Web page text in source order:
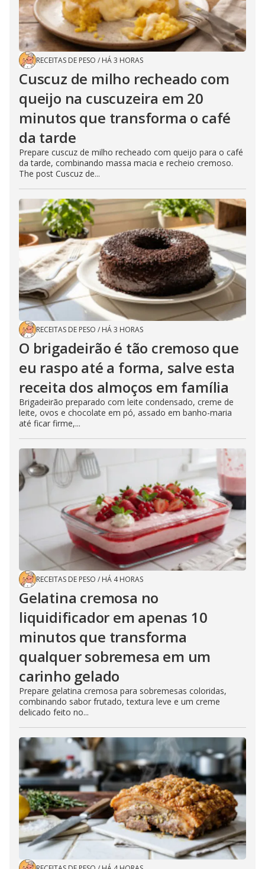
RECEITAS DE PESO / HÁ 3 HORAS
Cuscuz de milho recheado com
queijo na cuscuzeira em 20
minutos que transforma o café
da tarde
Prepare cuscuz de milho recheado com queijo para o café
da tarde, combinando massa macia e recheio cremoso.
The post Cuscuz de...
RECEITAS DE PESO / HÁ 3 HORAS
O brigadeirão é tão cremoso que
eu raspo até a forma, salve esta
receita dos almoços em família
Brigadeirão preparado com leite condensado, creme de
leite, ovos e chocolate em pó, assado em banho-maria
até ficar firme,...
RECEITAS DE PESO / HÁ 4 HORAS
Gelatina cremosa no
liquidificador em apenas 10
minutos que transforma
qualquer sobremesa em um
carinho gelado
Prepare gelatina cremosa para sobremesas coloridas,
combinando sabor frutado, textura leve e um creme
delicado feito no...